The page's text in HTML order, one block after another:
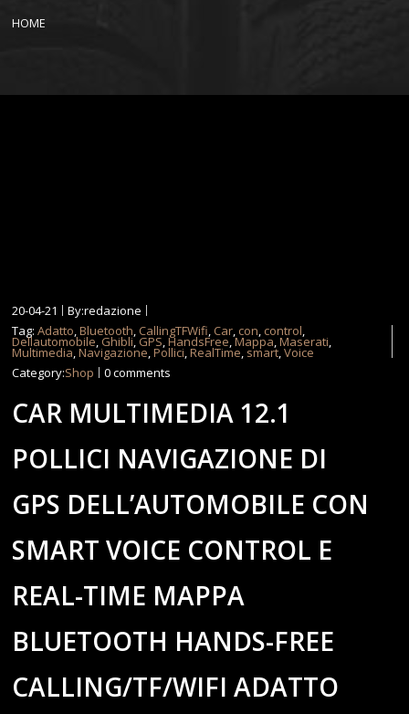
HOME
20-04-21
By:redazione
Tag:Adatto,Bluetooth, CallingTFWifi, Car, con, control,
Dellautomobile, Ghibli, GPS,HandsFree,Mappa,Maserati,
Multimedia,Navigazione,Pollici,RealTime, smart,Voice
Category:Shop 0 comments
CAR MULTIMEDIA 12.1
POLLICI NAVIGAZIONE DI
GPS DELL’AUTOMOBILE CON
SMART VOICE CONTROL E
REAL-TIME MAPPA
BLUETOOTH HANDS-FREE
CALLING/TF/WIFI ADATTO